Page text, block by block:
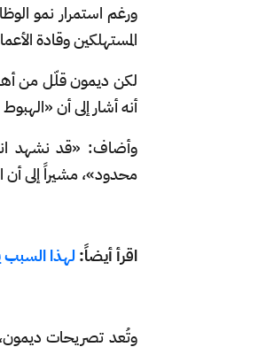
ورغم استمرار نمو
المستهلكين وقادة
لكن ديمون قلّل من
أنه أشار إلى أن
وأضاف: «قد نشهد
محدود»، مشيراً إلى
اقرأ أيضاً:لهذا